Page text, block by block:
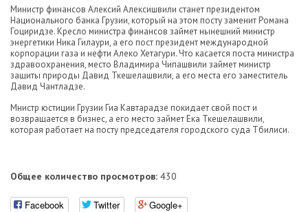
Министр финансов Алексий Алексишвили станет президентом
Национального банка Грузии, который на этом посту заменит Романа
Гоциридзе. Кресло министра финансов займет нынешний министр
энергетики Ника Гилаури, а его пост президент международной
корпорации газа и нефти Алеко Хетагури. Что касается поста министра
здравоохранения, место Владимира Чипашвили займет министр
защиты природы Давид Ткешелашвили, а его места его заместитель
Давид Чантладзе.
Мнистр юстиции Грузии Гиа Кавтарадзе покидает свой пост и
возвращается в бизнес, а его место займет Ека Ткешелашвили,
которая работает на посту председателя городского суда Тбилиси.
Общее количество просмотров: 430
Facebook Twitter Google+